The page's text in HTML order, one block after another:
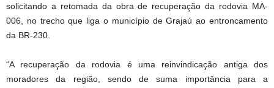
solicitando a retomada da obra de recuperação da rodovia MA-
006, no trecho que liga o município de Grajaú ao entroncamento
da BR-230.
“A recuperação da rodovia é uma reinvindicação antiga dos
moradores da região, sendo de suma importância para a